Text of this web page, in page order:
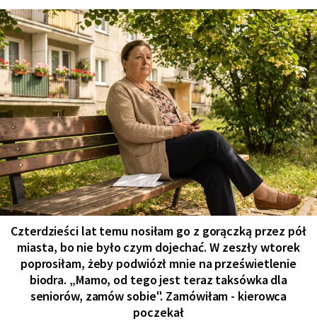
Czterdzieści lat temu nosiłam go z gorączką przez pół
miasta, bo nie było czym dojechać. W zeszły wtorek
poprosiłam, żeby podwiózł mnie na prześwietlenie
biodra. „Mamo, od tego jest teraz taksówka dla
seniorów, zamów sobie". Zamówiłam - kierowca
poczekał